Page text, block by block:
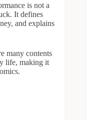
is not a
It defines
and explains
many contents
life, making it